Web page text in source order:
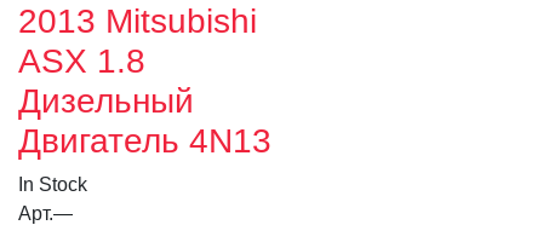
2013 Mitsubishi
ASX 1.8
Дизельный
Двигатель 4N13
In Stock
Арт.—